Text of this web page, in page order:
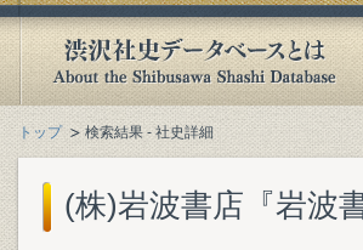
トップ 検索結果 - 社史詳細
(株)岩波書店『岩波